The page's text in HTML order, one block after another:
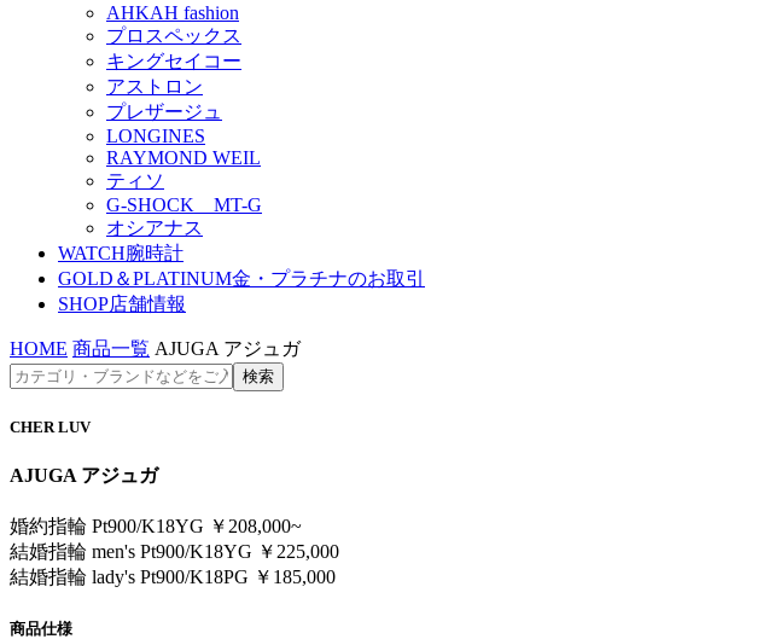
AHKAH fashion
プロスペックス
キングセイコー
アストロン
プレザージュ
LONGINES
RAYMOND WEIL
ティソ
G-SHOCK MT-G
オシアナス
WATCH腕時計
GOLD＆PLATINUM金・プラチナのお取引
SHOP店舗情報
HOME 商品一覧 AJUGA アジュガ
CHER LUV
AJUGA アジュガ
婚約指輪 Pt900/K18YG ￥208,000~
結婚指輪 men's Pt900/K18YG ￥225,000
結婚指輪 lady's Pt900/K18PG ￥185,000
商品仕様